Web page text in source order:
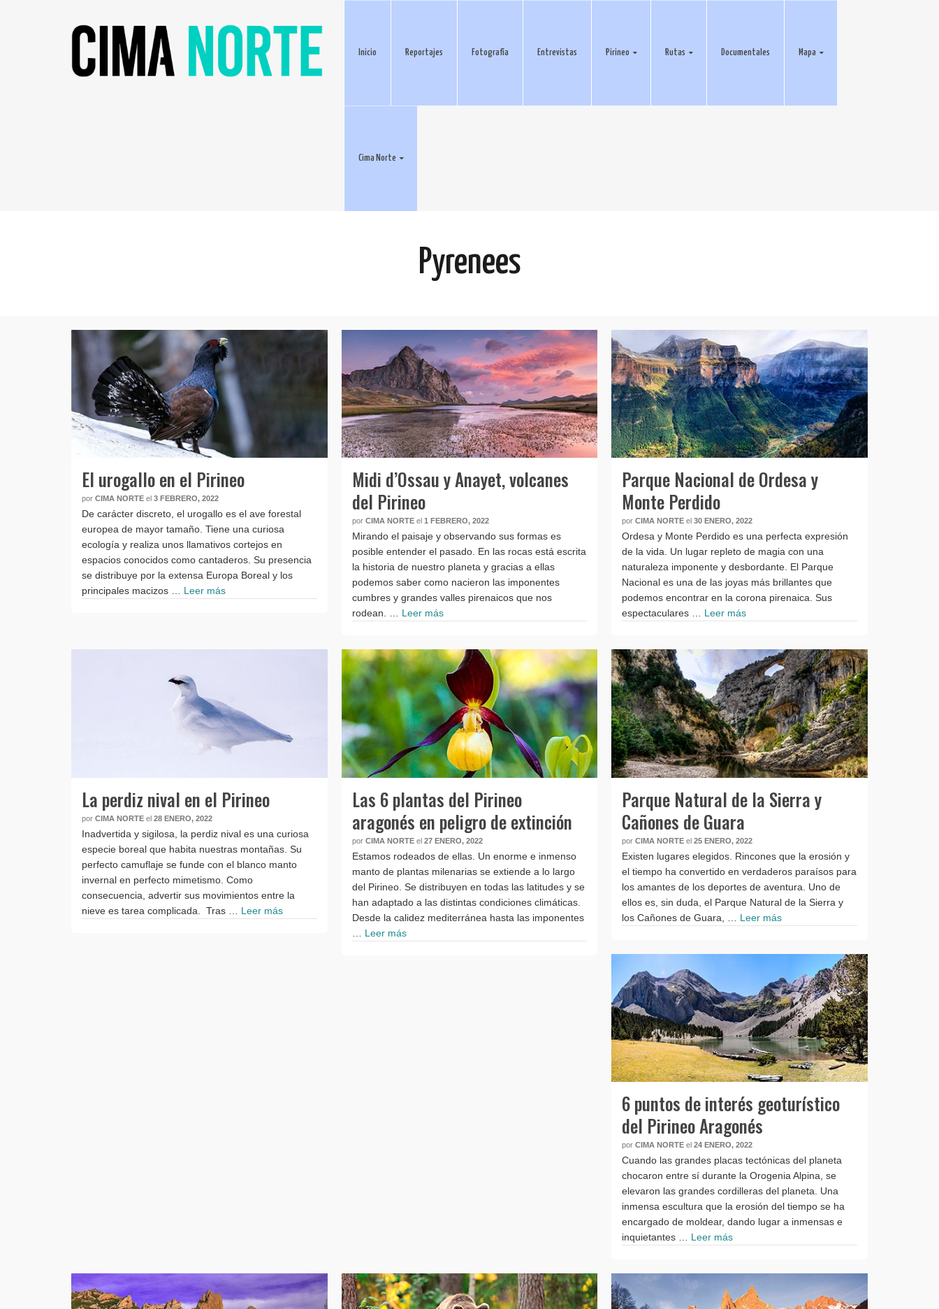
Inicio Reportajes Fotografía Entrevistas Pirineo Rutas Documentales Mapa
Cima Norte
Pyrenees
El urogallo en el Pirineo
por CIMA NORTE el 3 FEBRERO, 2022
De carácter discreto, el urogallo es el ave forestal
europea de mayor tamaño. Tiene una curiosa
ecología y realiza unos llamativos cortejos en
espacios conocidos como cantaderos. Su presencia
se distribuye por la extensa Europa Boreal y los
principales macizos … Leer más
Midi d’Ossau y Anayet, volcanes
del Pirineo
por CIMA NORTE el 1 FEBRERO, 2022
Mirando el paisaje y observando sus formas es
posible entender el pasado. En las rocas está escrita
la historia de nuestro planeta y gracias a ellas
podemos saber como nacieron las imponentes
cumbres y grandes valles pirenaicos que nos
rodean. … Leer más
Parque Nacional de Ordesa y
Monte Perdido
porCIMA NORTE el30 ENERO, 2022
Ordesa y Monte Perdido es una perfecta expresión
de la vida. Un lugar repleto de magia con una
naturaleza imponente y desbordante. El Parque
Nacional es una de las joyas más brillantes que
podemos encontrar en la corona pirenaica. Sus
espectaculares … Leer más
La perdiz nival en el Pirineo
por CIMA NORTE el 28 ENERO, 2022
Inadvertida y sigilosa, la perdiz nival es una curiosa
especie boreal que habita nuestras montañas. Su
perfecto camuflaje se funde con el blanco manto
invernal en perfecto mimetismo. Como
consecuencia, advertir sus movimientos entre la
nieve es tarea complicada. Tras … Leer más
Las 6 plantas del Pirineo
aragonés en peligro de extinción
por CIMA NORTE el 27 ENERO, 2022
Estamos rodeados de ellas. Un enorme e inmenso
manto de plantas milenarias se extiende a lo largo
del Pirineo. Se distribuyen en todas las latitudes y se
han adaptado a las distintas condiciones climáticas.
Desde la calidez mediterránea hasta las imponentes
Leer más
Parque Natural de la Sierra y
Cañones de Guara
porCIMA NORTE el25 ENERO, 2022
Existen lugares elegidos. Rincones que la erosión y
el tiempo ha convertido en verdaderos paraísos para
los amantes de los deportes de aventura. Uno de
ellos es, sin duda, el Parque Natural de la Sierra y
los Cañones de Guara, … Leer más
6 puntos de interés geoturístico
del Pirineo Aragonés
porCIMA NORTE el24 ENERO, 2022
Cuando las grandes placas tectónicas del planeta
chocaron entre sí durante la Orogenia Alpina, se
elevaron las grandes cordilleras del planeta. Una
inmensa escultura que la erosión del tiempo se ha
encargado de moldear, dando lugar a inmensas e
inquietantes … Leer más